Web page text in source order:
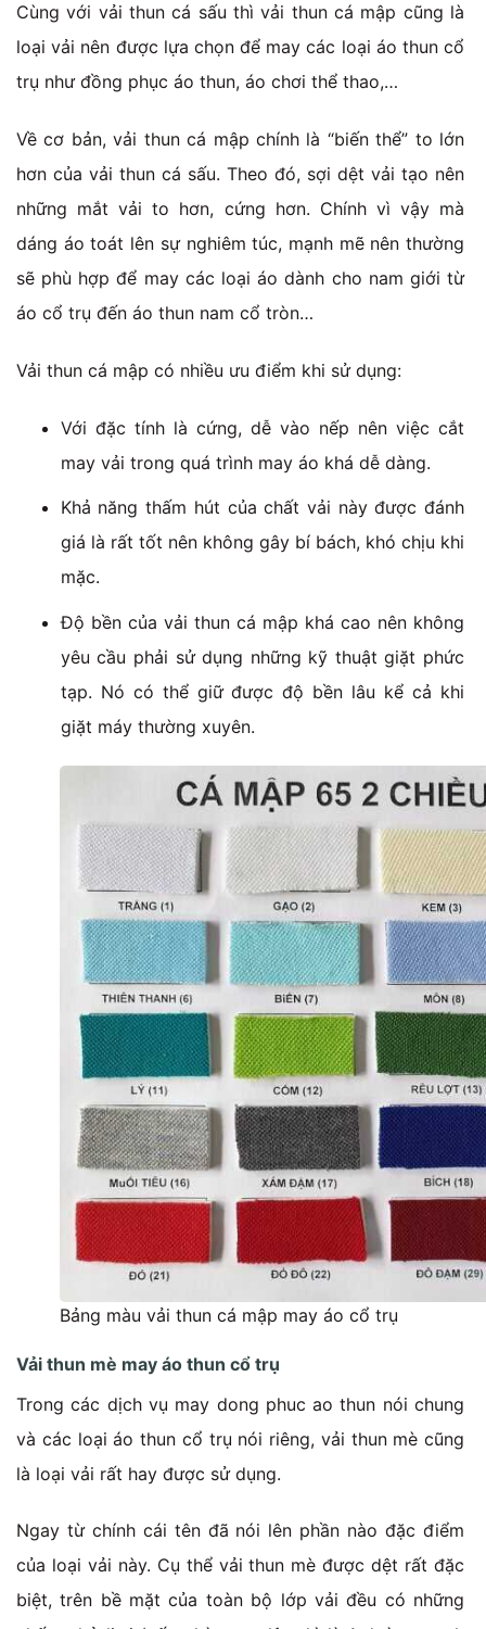
Cùng với vải thun cá sấu thì vải thun cá mập cũng là
loại vải nên được lựa chọn để may các loại áo thun cổ
trụ như đồng phục áo thun, áo chơi thể thao,…
Về cơ bản, vải thun cá mập chính là “biến thể” to lớn
hơn của vải thun cá sấu. Theo đó, sợi dệt vải tạo nên
những mắt vải to hơn, cứng hơn. Chính vì vậy mà
dáng áo toát lên sự nghiêm túc, mạnh mẽ nên thường
sẽ phù hợp để may các loại áo dành cho nam giới từ
áo cổ trụ đến áo thun nam cổ tròn…
Vải thun cá mập có nhiều ưu điểm khi sử dụng:
Với đặc tính là cứng, dễ vào nếp nên việc cắt
may vải trong quá trình may áo khá dễ dàng.
Khả năng thấm hút của chất vải này được đánh
giá là rất tốt nên không gây bí bách, khó chịu khi
mặc.
Độ bền của vải thun cá mập khá cao nên không
yêu cầu phải sử dụng những kỹ thuật giặt phức
tạp. Nó có thể giữ được độ bền lâu kể cả khi
giặt máy thường xuyên.
Bảng màu vải thun cá mập may áo cổ trụ
Vải thun mè may áo thun cổ trụ
Trong các dịch vụ may dong phuc ao thun nói chung
và các loại áo thun cổ trụ nói riêng, vải thun mè cũng
là loại vải rất hay được sử dụng.
Ngay từ chính cái tên đã nói lên phần nào đặc điểm
của loại vải này. Cụ thể vải thun mè được dệt rất đặc
biệt, trên bề mặt của toàn bộ lớp vải đều có những